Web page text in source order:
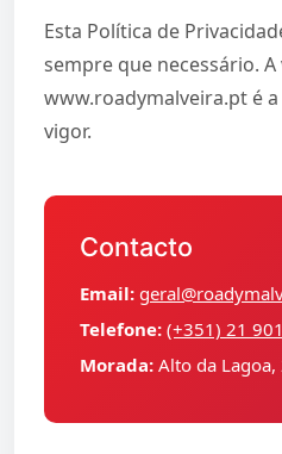
Esta Política de
sempre que necessário.
www.roadymalveira.pt é
vigor.
Contacto
Email:
Telefone: (+351) 21
Morada: Alto da